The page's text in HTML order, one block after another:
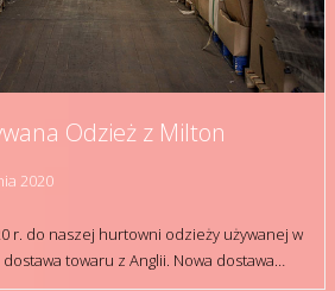
Odzież z Milton
2020
r. do naszej hurtowni odzieży używanej w
towaru z Anglii. Nowa dostawa…